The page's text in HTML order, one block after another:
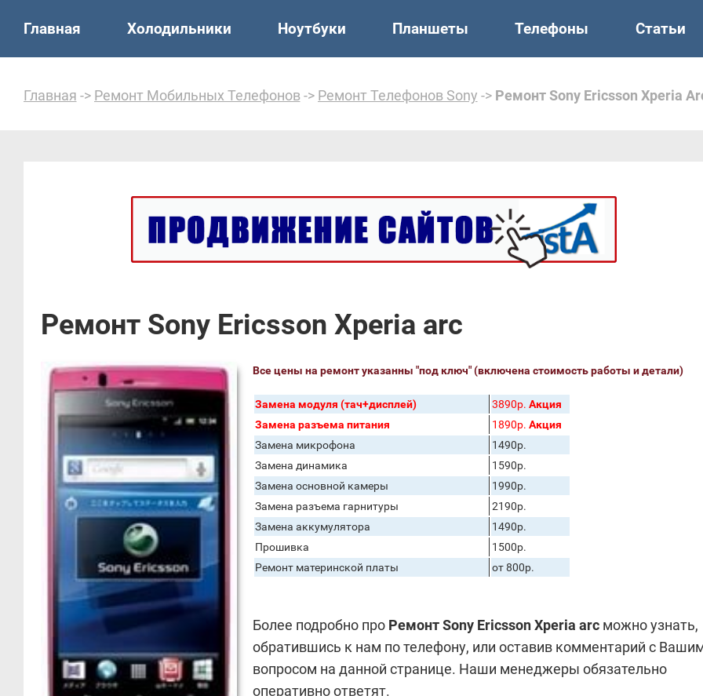
Главная Холодильники Ноутбуки Планшеты Телефоны Статьи
Главная -> Ремонт Мобильных Телефонов -> Ремонт Телефонов Sony -> Ремонт Sony Ericsson Xperia
Ремонт Sony Ericsson Xperia arc
Все цены на ремонт указанны "под ключ" (включена стоимость работы и детали)
Замена модуля (тач+дисплей) 3890р. Акция
Замена разъема питания
1890р. Акция
Замена микрофона
1490р.
Замена динамика
1590р.
Замена основной камеры
1990р.
Замена разъема гарнитуры
2190р.
Замена аккумулятора
1490р.
Прошивка
1500р.
Ремонт материнской платы
от 800р.
Более подробно про Ремонт Sony Ericsson Xperia arcможно узнать,
обратившись к нам по телефону, или оставив комментарий с
вопросом на данной странице. Наши менеджеры обязательно
оперативно ответят.